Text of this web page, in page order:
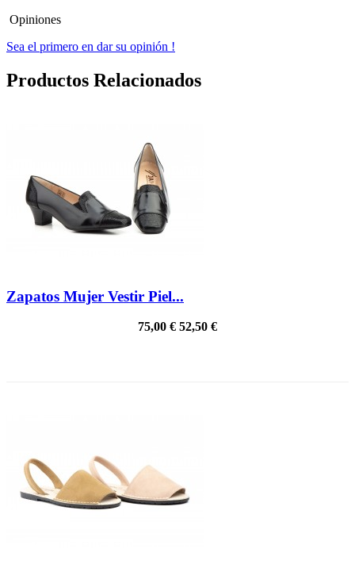
Opiniones
Sea el primero en dar su opinión !
Productos Relacionados
Zapatos Mujer Vestir Piel...
75,00 € 52,50 €